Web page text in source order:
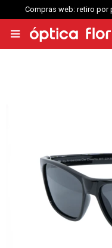
Compras web: retiro por
